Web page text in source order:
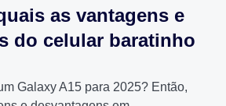
as vantagens e
do celular baratinho
Galaxy A15 para 2025? Então,